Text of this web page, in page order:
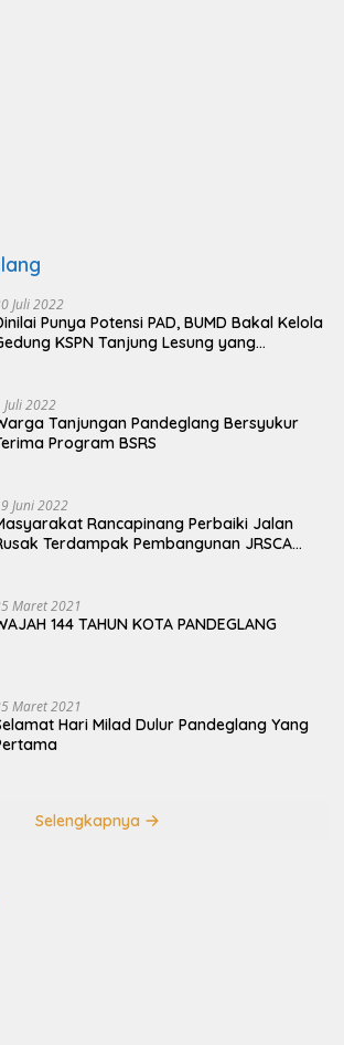
Juli 2022
Punya Potensi PAD, BUMD Bakal Kelola
KSPN Tanjung Lesung yang
Juli 2022
Tanjungan Pandeglang Bersyukur
Program BSRS
Juni 2022
Rancapinang Perbaiki Jalan
Terdampak Pembangunan JRSCA
Maret 2021
144 TAHUN KOTA PANDEGLANG
Maret 2021
Hari Milad Dulur Pandeglang Yang
Selengkapnya